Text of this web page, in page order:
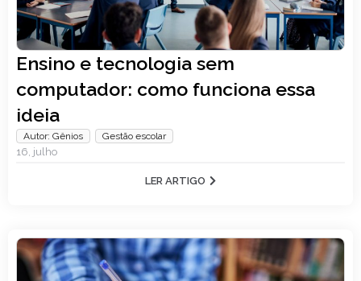
Ensino e tecnologia sem
computador: como funciona essa
ideia
Autor: Gênios Gestão escolar
16, julho
LER ARTIGO